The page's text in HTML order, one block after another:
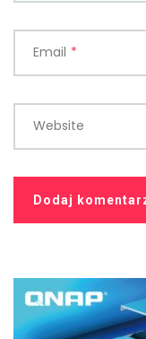
Email *
Website